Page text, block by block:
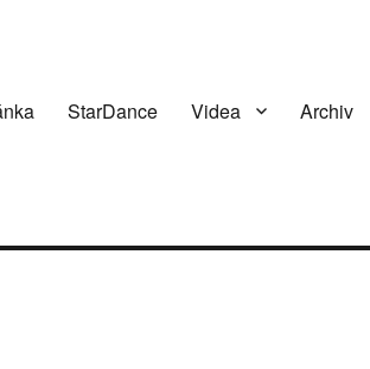
StarDance Videa Archiv